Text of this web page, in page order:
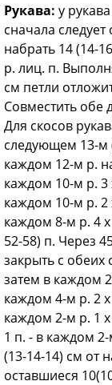
Рукава: у
сначала следует
набрать 14 (14-
р. лиц. п.
см петли
Совместить обе
Для скосов
следующем 13-м
каждом 12-м р.
каждом 10-м р. 3
каждом 10-м р. 2
каждом 8-м р. 4
52-58) п. Через
закрыть с обеих
затем в каждом
каждом 4-м р. 2
каждом 2-м р. 1
1 п. - в каждом 2-
(13-14-14) см от
оставшиеся